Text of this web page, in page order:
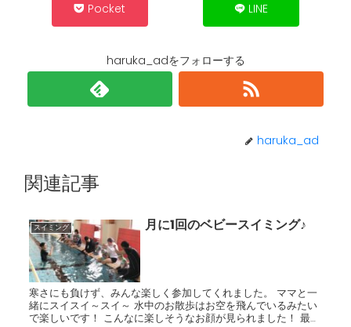
Pocket LINE
haruka_adをフォローする
haruka_ad
関連記事
スイミング 月に1回のベビースイミング♪
寒さにも負けず、みんな楽しく参加してくれました。 ママと一
緒にスイスイ～スイ～ 水中のお散歩はお空を飛んでいるみたい
で楽しいです！ こんなに楽しそうなお顔が見られました！ 最後